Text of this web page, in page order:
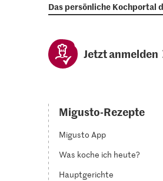
Das persönliche Kochportal
Jetzt anmelden
Migusto-Rezepte
Migusto App
Was koche ich heute?
Hauptgerichte